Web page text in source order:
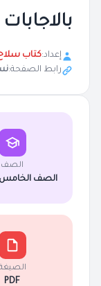
بالاجابات 2026 PDF
إعداد:كتاب سلاح
رابط الصفحة:
الصف
الصف الخامس
PDF